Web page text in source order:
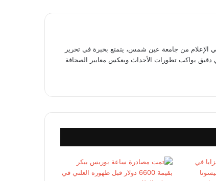
من جامعة عين شمس، يتمتع بخبرة في تحرير
دقيق يواكب تطورات الأحداث ويعكس معايير الصحافة